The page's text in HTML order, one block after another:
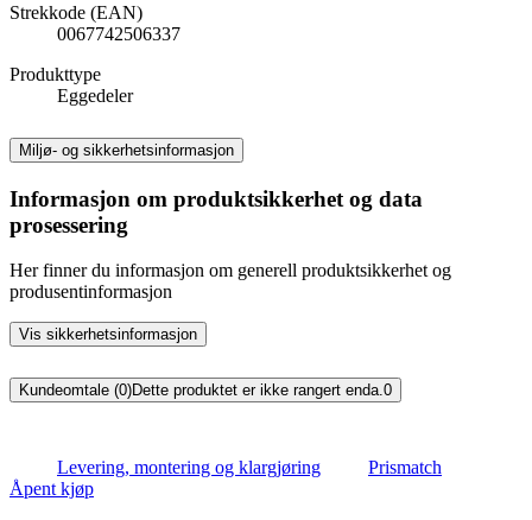
Strekkode (EAN)
0067742506337
Produkttype
Eggedeler
Miljø- og sikkerhetsinformasjon
Informasjon om produktsikkerhet og data
prosessering
Her finner du informasjon om generell produktsikkerhet og
produsentinformasjon
Vis sikkerhetsinformasjon
Kundeomtale (0)Dette produktet er ikke rangert enda.0
Levering, montering og klargjøring
Prismatch
Åpent kjøp